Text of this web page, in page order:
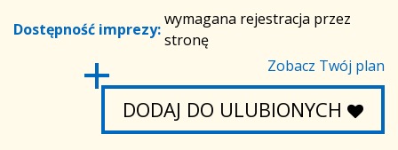
Dostępność imprezy:
wymagana rejestracja przez
stronę
Zobacz Twój plan
DODAJ DO ULUBIONYCH